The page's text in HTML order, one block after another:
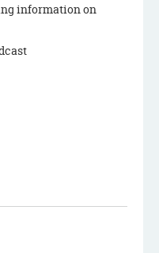
information on